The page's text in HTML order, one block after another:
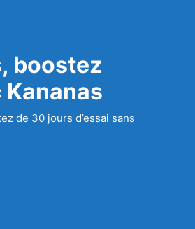
boostez
de 30 jours d’essai sans